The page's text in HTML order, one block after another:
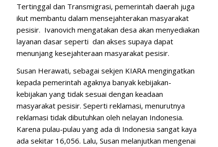
Tertinggal dan Transmigrasi, pemerintah daerah juga
ikut membantu dalam mensejahterakan masyarakat
pesisir. Ivanovich mengatakan desa akan menyediakan
layanan dasar seperti dan akses supaya dapat
menunjang kesejahteraan masyarakat pesisir.
Susan Herawati, sebagai sekjen KIARA mengingatkan
kepada pemerintah agaknya banyak kebijakan-
kebijakan yang tidak sesuai dengan keadaan
masyarakat pesisir. Seperti reklamasi, menurutnya
reklamasi tidak dibutuhkan oleh nelayan Indonesia.
Karena pulau-pulau yang ada di Indonesia sangat kaya
ada sekitar 16,056. Lalu, Susan melanjutkan mengenai